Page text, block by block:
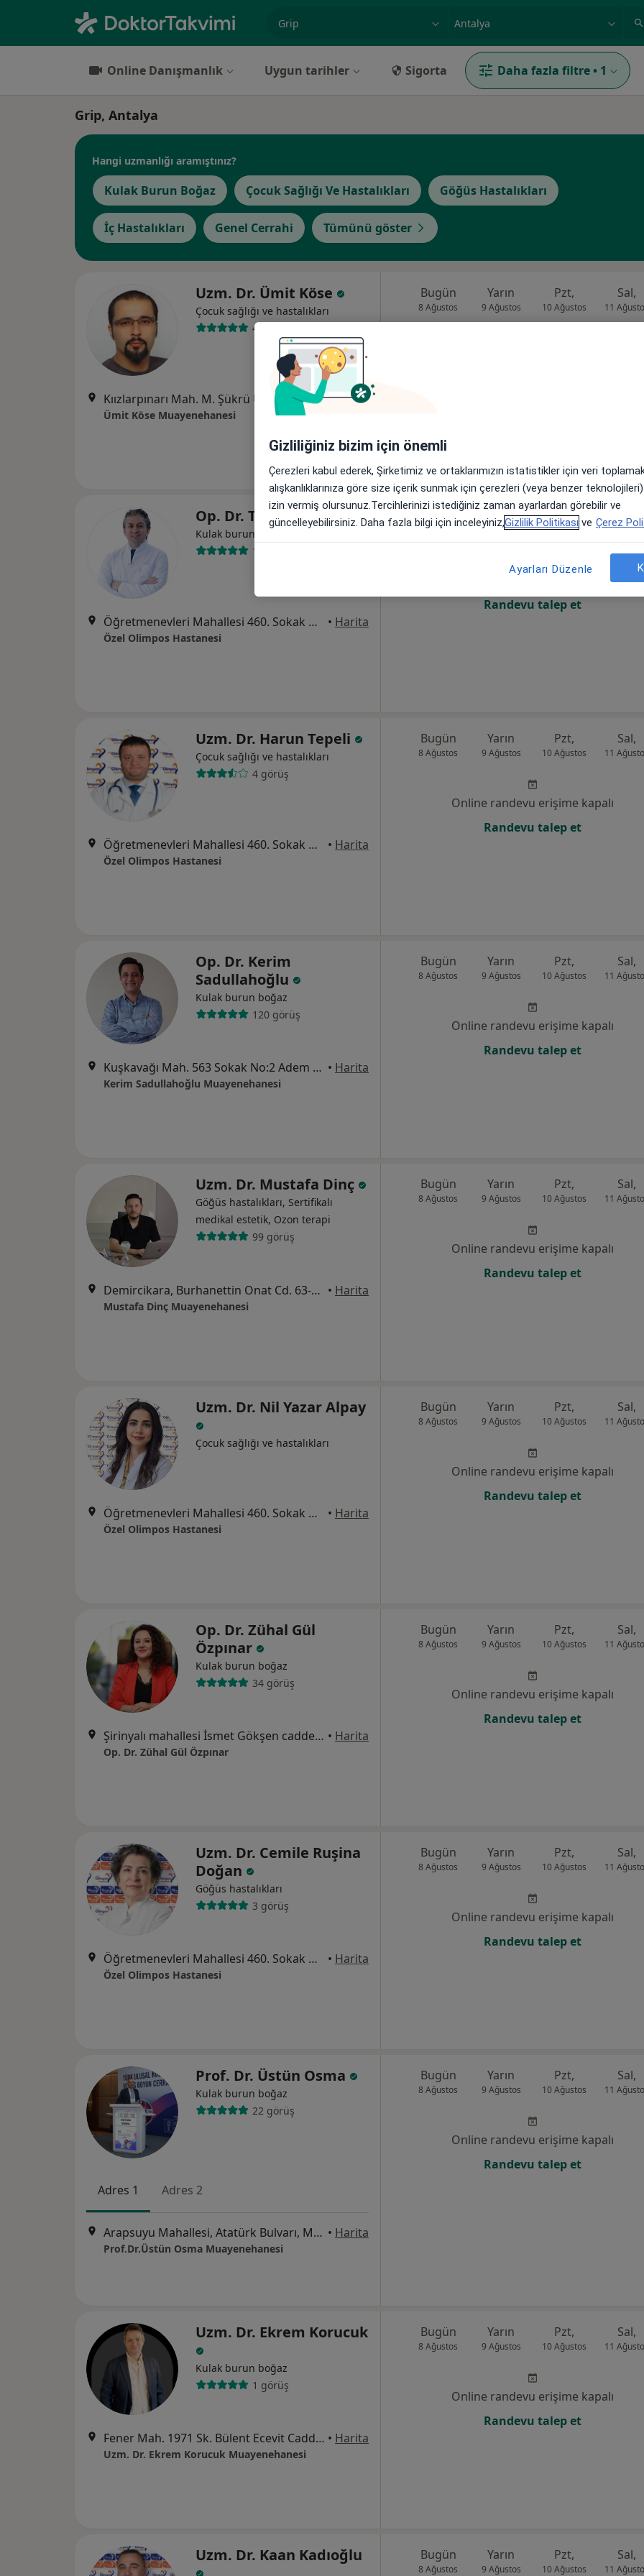
Online Danışmanlık Uygun tarihler Sigorta Daha fazla filtre • 1
Grip, Antalya
Hangi uzmanlığı aramıştınız?
Kulak Burun Boğaz Çocuk Sağlığı Ve Hastalıkları Göğüs Hastalıkları
İç Hastalıkları Genel Cerrahi Tümünü göster
Uzm. Dr. Ümit Köse
Çocuk sağlığı ve hastalıkları
45 görüş
Kıızlarpınarı Mah. M. Şükrü Ulusoy Cad. Sidar Apartmanı15/A, Antalya •Harita
Ümit Köse Muayenehanesi
Bugün
8 Ağustos
Yarın
9 Ağustos
Pzt,
10 Ağustos
Sal,
11
Op. Dr. Tahir Tulga
Kulak burun boğaz
110 görüş
Öğretmenevleri Mahallesi 460. Sokak No:48, Konyaaltı • Harita
Özel Olimpos Hastanesi
Bugün
8 Ağustos
Yarın
9 Ağustos
Pzt,
10 Ağustos
Sal,
11
Online randevu erişime kapalı
Randevu talep et
Uzm. Dr. Harun Tepeli
Çocuk sağlığı ve hastalıkları
4 görüş
Öğretmenevleri Mahallesi 460. Sokak No:48, Konyaaltı • Harita
Özel Olimpos Hastanesi
Bugün
8 Ağustos
Yarın
9 Ağustos
Pzt,
10 Ağustos
Sal,
11
Online randevu erişime kapalı
Randevu talep et
Op. Dr. Kerim
Sadullahoğlu
Kulak burun boğaz
120 görüş
Kuşkavağı Mah. 563 Sokak No:2 Adem Plaza Kat:6 Daire :12 Arden, Antalya • Harita
Kerim Sadullahoğlu Muayenehanesi
Bugün
8 Ağustos
Yarın
9 Ağustos
Pzt,
10 Ağustos
Sal,
11
Online randevu erişime kapalı
Randevu talep et
Uzm. Dr. Mustafa Dinç
Göğüs hastalıkları, Sertifikalı
medikal estetik, Ozon terapi
99 görüş
Demircikara, Burhanettin Onat Cd. 63-5 1c blok D: 13, Antalya • Harita
Mustafa Dinç Muayenehanesi
Bugün
8 Ağustos
Yarın
9 Ağustos
Pzt,
10 Ağustos
Sal,
11
Online randevu erişime kapalı
Randevu talep et
Uzm. Dr. Nil Yazar Alpay
Çocuk sağlığı ve hastalıkları
Öğretmenevleri Mahallesi 460. Sokak No:48, Konyaaltı • Harita
Özel Olimpos Hastanesi
Bugün
8 Ağustos
Yarın
9 Ağustos
Pzt,
10 Ağustos
Sal,
11
Online randevu erişime kapalı
Randevu talep et
Op. Dr. Zühal Gül
Özpınar
Kulak burun boğaz
34 görüş
Şirinyalı mahallesi İsmet Gökşen caddesi No:84/3 Muratpaşa ANTALYA, Antalya • Harita
Op. Dr. Zühal Gül Özpınar
Bugün
8 Ağustos
Yarın
9 Ağustos
Pzt,
10 Ağustos
Sal,
11
Online randevu erişime kapalı
Randevu talep et
Uzm. Dr. Cemile Ruşina
Doğan
Göğüs hastalıkları
3 görüş
Öğretmenevleri Mahallesi 460. Sokak No:48, Konyaaltı • Harita
Özel Olimpos Hastanesi
Bugün
8 Ağustos
Yarın
9 Ağustos
Pzt,
10 Ağustos
Sal,
11
Online randevu erişime kapalı
Randevu talep et
Prof. Dr. Üstün Osma
Kulak burun boğaz
22 görüş
Adres 1 Adres 2
Arapsuyu Mahallesi, Atatürk Bulvarı, M. Gökay Plaza, No:23, Kat:1, Daire:3, Konyaaltı / Antalya, Antalya • Harita
Prof.Dr.Üstün Osma Muayenehanesi
Bugün
8 Ağustos
Yarın
9 Ağustos
Pzt,
10 Ağustos
Sal,
11
Online randevu erişime kapalı
Randevu talep et
Uzm. Dr. Ekrem Korucuk
Kulak burun boğaz
1 görüş
Fener Mah. 1971 Sk. Bülent Ecevit Caddesi, Antalya • Harita
Uzm. Dr. Ekrem Korucuk Muayenehanesi
Bugün
8 Ağustos
Yarın
9 Ağustos
Pzt,
10 Ağustos
Sal,
11
Online randevu erişime kapalı
Randevu talep et
Uzm. Dr. Kaan Kadıoğlu Bugün
8 Ağustos
Yarın
9 Ağustos
Pzt,
10 Ağustos
Sal,
11
Gizliliğiniz bizim için önemli
Çerezleri kabul ederek, Şirketimiz ve ortaklarımızın istatistikler için veri
alışkanlıklarınıza göre size içerik sunmak için çerezleri (veya benzer
izin vermiş olursunuz.Tercihlerinizi istediğiniz zaman ayarlardan görebilir ve
güncelleyebilirsiniz. Daha fazla bilgi için inceleyiniz,Gizlilik Politikası ve Çerez
Ayarları Düzenle